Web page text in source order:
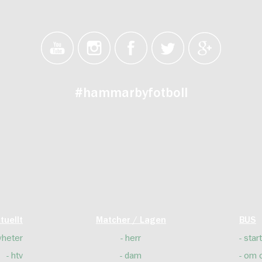
#hammarbyfotboll
htv
Matcher / Lagen
herr
dam
BUS
start
om